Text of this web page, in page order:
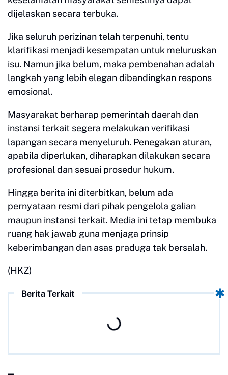
dijelaskan secara terbuka.
Jika seluruh perizinan telah terpenuhi, tentu
klarifikasi menjadi kesempatan untuk meluruskan
isu. Namun jika belum, maka pembenahan adalah
langkah yang lebih elegan dibandingkan respons
emosional.
Masyarakat berharap pemerintah daerah dan
instansi terkait segera melakukan verifikasi
lapangan secara menyeluruh. Penegakan aturan,
apabila diperlukan, diharapkan dilakukan secara
profesional dan sesuai prosedur hukum.
Hingga berita ini diterbitkan, belum ada
pernyataan resmi dari pihak pengelola galian
maupun instansi terkait. Media ini tetap membuka
ruang hak jawab guna menjaga prinsip
keberimbangan dan asas praduga tak bersalah.
(HKZ)
Berita Terkait